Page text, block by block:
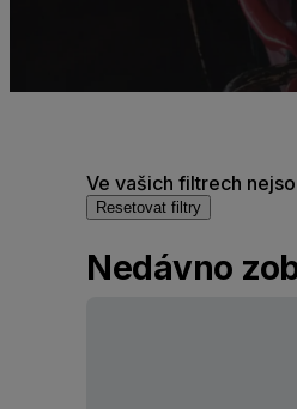
Ve vašich filtrech
Resetovat filtry
Nedávno